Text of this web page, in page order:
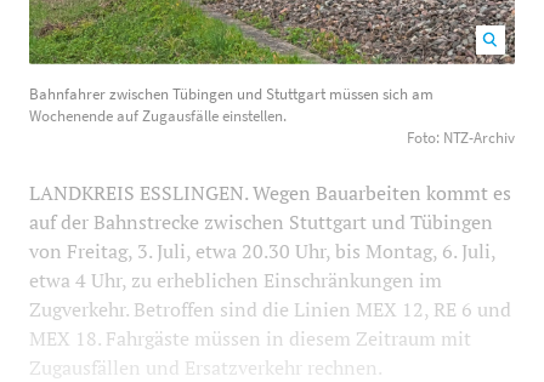
sich am Wochenende auf Zugausfälle einstellen. Foto:
Bahnfahrer zwischen Tübingen und Stuttgart müssen sich am
Wochenende auf Zugausfälle einstellen.
Foto: NTZ-Archiv
LANDKREIS ESSLINGEN. Wegen Bauarbeiten kommt es
auf der Bahnstrecke zwischen Stuttgart und Tübingen
von Freitag, 3. Juli, etwa 20.30 Uhr, bis Montag, 6. Juli,
etwa 4 Uhr, zu erheblichen Einschränkungen im
Zugverkehr. Betroffen sind die Linien MEX 12, RE 6 und
MEX 18. Fahrgäste müssen in diesem Zeitraum mit
Zugausfällen und Ersatzverkehr rechnen.